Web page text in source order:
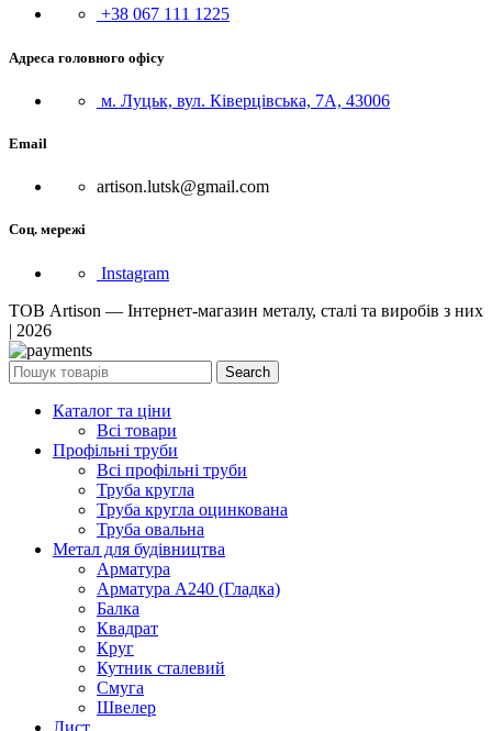
+38 067 111 1225
Адреса головного офісу
м. Луцьк, вул. Ківерцівська, 7А, 43006
Email
artison.lutsk@gmail.com
Соц. мережі
Instagram
ТОВ Artison — Інтернет-магазин металу, сталі та виробів з них
| 2026
Search
Каталог та ціни
Всі товари
Профільні труби
Всі профільні труби
Труба кругла
Труба кругла оцинкована
Труба овальна
Метал для будівництва
Арматура
Арматура А240 (Гладка)
Балка
Квадрат
Круг
Кутник сталевий
Смуга
Швелер
Лист